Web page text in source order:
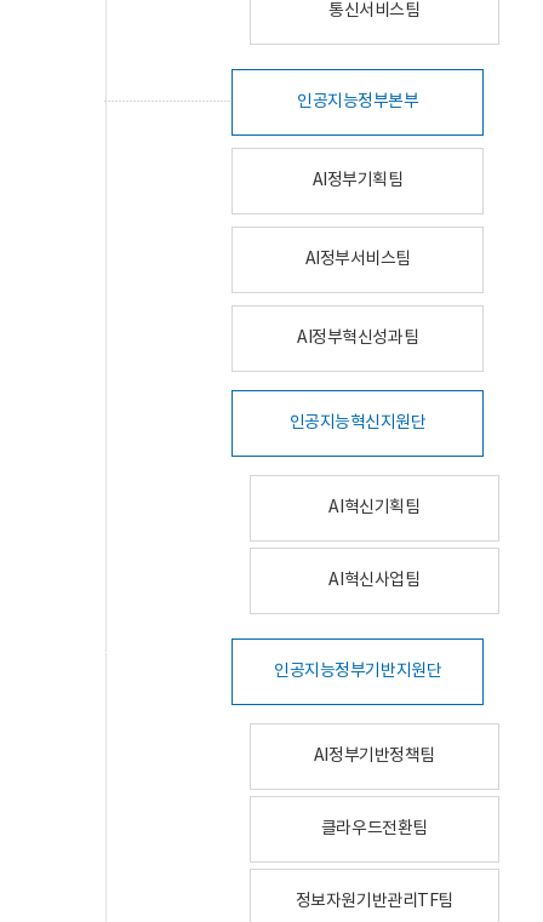
통신서비스팀
인공지능정부본부
AI정부기획팀
AI정부서비스팀
AI정부혁신성과팀
인공지능혁신지원단
AI혁신기획팀
AI혁신사업팀
인공지능정부기반지원단
AI정부기반정책팀
클라우드전환팀
정보자원기반관리TF팀